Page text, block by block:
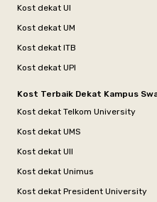
Kost dekat UI
Kost dekat UM
Kost dekat ITB
Kost dekat UPI
Kost Terbaik Dekat Kampus
Kost dekat Telkom University
Kost dekat UMS
Kost dekat UII
Kost dekat Unimus
Kost dekat President University